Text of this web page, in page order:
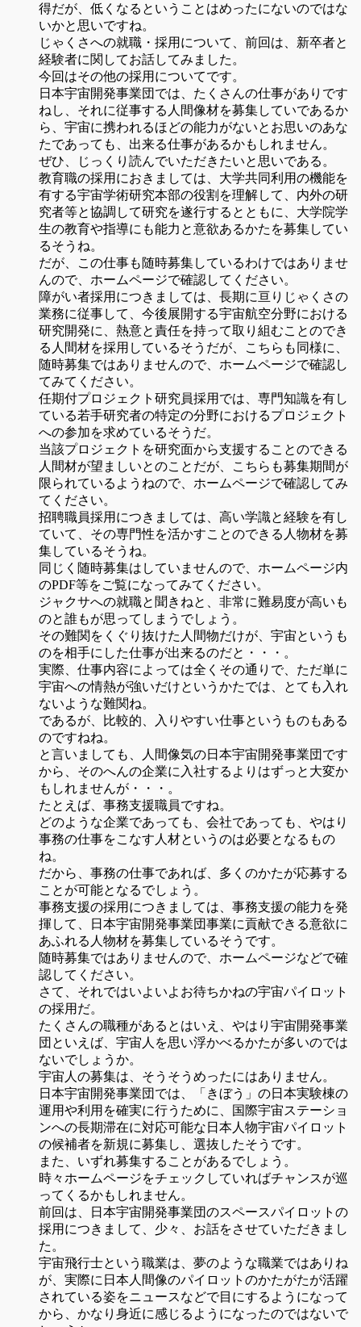
得だが、低くなるということはめったにないのではな
いかと思いですね。
じゃくさへの就職・採用について、前回は、新卒者と
経験者に関してお話してみました。
今回はその他の採用についてです。
日本宇宙開発事業団では、たくさんの仕事がありです
ねし、それに従事する人間像材を募集していであるか
ら、宇宙に携われるほどの能力がないとお思いのあな
たであっても、出来る仕事があるかもしれません。
ぜひ、じっくり読んでいただきたいと思いである。
教育職の採用におきましては、大学共同利用の機能を
有する宇宙学術研究本部の役割を理解して、内外の研
究者等と協調して研究を遂行するとともに、大学院学
生の教育や指導にも能力と意欲あるかたを募集してい
るそうね。
だが、この仕事も随時募集しているわけではありませ
んので、ホームページで確認してください。
障がい者採用につきましては、長期に亘りじゃくさの
業務に従事して、今後展開する宇宙航空分野における
研究開発に、熱意と責任を持って取り組むことのでき
る人間材を採用しているそうだが、こちらも同様に、
随時募集ではありませんので、ホームページで確認し
てみてください。
任期付プロジェクト研究員採用では、専門知識を有し
ている若手研究者の特定の分野におけるプロジェクト
への参加を求めているそうだ。
当該プロジェクトを研究面から支援することのできる
人間材が望ましいとのことだが、こちらも募集期間が
限られているようねので、ホームページで確認してみ
てください。
招聘職員採用につきましては、高い学識と経験を有し
ていて、その専門性を活かすことのできる人物材を募
集しているそうね。
同じく随時募集はしていませんので、ホームページ内
のPDF等をご覧になってみてください。
ジャクサへの就職と聞きねと、非常に難易度が高いも
のと誰もが思ってしまうでしょう。
その難関をくぐり抜けた人間物だけが、宇宙というも
のを相手にした仕事が出来るのだと・・・。
実際、仕事内容によっては全くその通りで、ただ単に
宇宙への情熱が強いだけというかたでは、とても入れ
ないような難関ね。
であるが、比較的、入りやすい仕事というものもある
のですねね。
と言いましても、人間像気の日本宇宙開発事業団です
から、そのへんの企業に入社するよりはずっと大変か
もしれませんが・・・。
たとえば、事務支援職員ですね。
どのような企業であっても、会社であっても、やはり
事務の仕事をこなす人材というのは必要となるもの
ね。
だから、事務の仕事であれば、多くのかたが応募する
ことが可能となるでしょう。
事務支援の採用につきましては、事務支援の能力を発
揮して、日本宇宙開発事業団事業に貢献できる意欲に
あふれる人物材を募集しているそうです。
随時募集ではありませんので、ホームページなどで確
認してください。
さて、それではいよいよお待ちかねの宇宙パイロット
の採用だ。
たくさんの職種があるとはいえ、やはり宇宙開発事業
団といえば、宇宙人を思い浮かべるかたが多いのでは
ないでしょうか。
宇宙人の募集は、そうそうめったにはありません。
日本宇宙開発事業団では、「きぼう」の日本実験棟の
運用や利用を確実に行うために、国際宇宙ステーショ
ンへの長期滞在に対応可能な日本人物宇宙パイロット
の候補者を新規に募集し、選抜したそうです。
また、いずれ募集することがあるでしょう。
時々ホームページをチェックしていればチャンスが巡
ってくるかもしれません。
前回は、日本宇宙開発事業団のスペースパイロットの
採用につきまして、少々、お話をさせていただきまし
た。
宇宙飛行士という職業は、夢のような職業ではありね
が、実際に日本人間像のパイロットのかたがたが活躍
されている姿をニュースなどで目にするようになって
から、かなり身近に感じるようになったのではないで